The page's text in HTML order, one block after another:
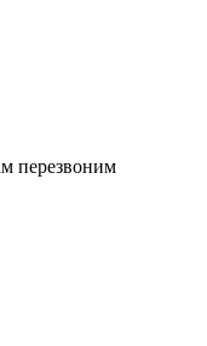
перезвоним